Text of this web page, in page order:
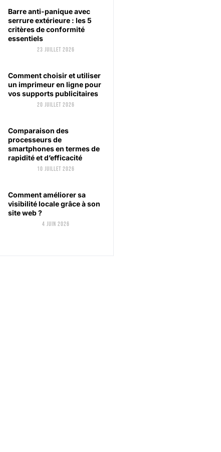
Barre anti-panique avec
serrure extérieure : les 5
critères de conformité
essentiels
23 juillet 2026
Comment choisir et utiliser
un imprimeur en ligne pour
vos supports publicitaires
20 juillet 2026
Comparaison des
processeurs de
smartphones en termes de
rapidité et d’efficacité
10 juillet 2026
Comment améliorer sa
visibilité locale grâce à son
site web ?
4 juin 2026